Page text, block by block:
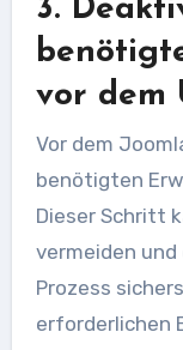
3.
vor dem
Vor dem
benötigten
Dieser Schritt
vermeiden
Prozess
erforderlichen